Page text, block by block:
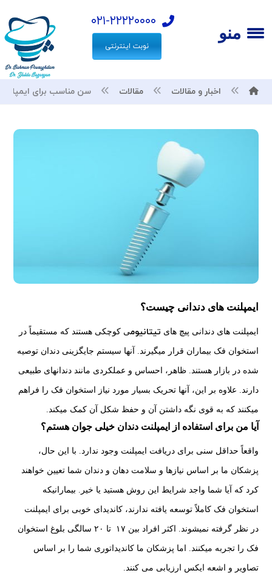
منو
۰۲۱-۲۲۲۲۰۰۰۰
نوبت اینترنتی
اخبار و مقالات مقالات سن مناسب برای
ایمپلنت های دندانی چیست؟
ایمپلنت های دندانی پیچ های تیتانیومی کوچکی هستند که مستقیماً در
استخوان فک بیماران قرار میگیرند. آنها سیستم جایگزینی دندان توصیه
شده در بازار هستند. ظاهر، احساس و عملکردی مانند دندانهای طبیعی
دارند. علاوه بر این، آنها تحریک بسیار مورد نیاز استخوان فک را فراهم
میکنند که به قوی نگه داشتن آن و حفظ شکل آن کمک میکند.
آیا من برای استفاده از ایمپلنت دندان خیلی جوان هستم؟
واقعاً حداقل سنی برای دریافت ایمپلنت وجود ندارد. با این حال،
پزشکان ما بر اساس نیازها و سلامت دهان و دندان شما تعیین خواهند
کرد که آیا شما واجد شرایط این روش هستید یا خیر. بیمارانیکه
استخوان فک کاملاً توسعه یافته ندارند، کاندیدای خوبی برای ایمپلنت
در نظر گرفته نمیشوند. اکثر افراد بین ۱۷ تا ۲۰ سالگی بلوغ استخوان
فک را تجربه میکنند. اما پزشکان ما کاندیداتوری شما را بر اساس
تصاویر و اشعه ایکس ارزیابی می کنند.